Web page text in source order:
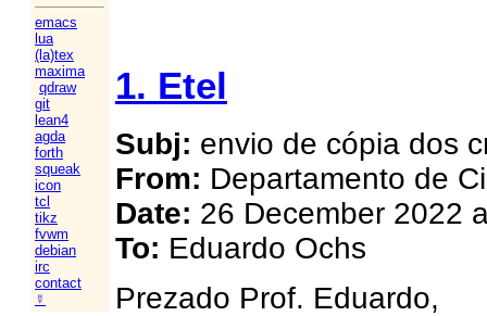
emacs
lua
(la)tex
maxima
qdraw
git
lean4
agda
forth
squeak
icon
tcl
tikz
fvwm
debian
irc
contact
☿
1. Etel
Subj: envio de cópia dos
From: Departamento de
Date: 26 December 2022
To: Eduardo Ochs
Prezado Prof. Eduardo,